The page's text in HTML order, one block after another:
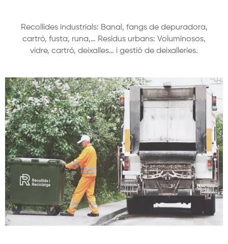
Recollides industrials: Banal, fangs de depuradora,
cartró, fusta, runa,… Residus urbans: Voluminosos,
vidre, cartró, deixalles… i gestió de deixalleries.